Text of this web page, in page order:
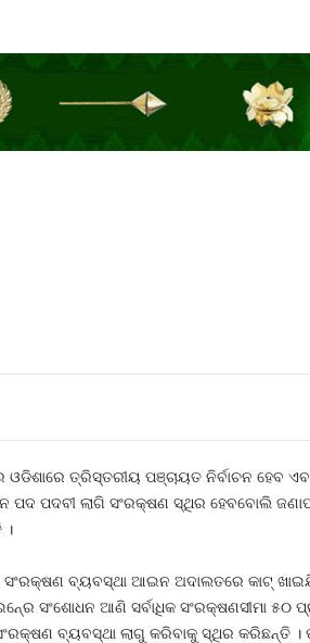
ତ୍ରିସ୍ତରୀୟ ପଞ୍ଚାୟତ ନିର୍ବାଚନ ହେବ ଏବଂ
ପଦବୀ ଲାଗି ସଂରକ୍ଷଣ ସ୍ଥିର ହେବବୋଲି
।
ବ୍ୟବସ୍ଥା ଆଇନ ଅଦାଲତରେ କାଟ୍‍
ସଂଶୋଧନ ଆଣି ସର୍ବାଧିକ ସଂରକ୍ଷଣସୀମା ୫୦
ବ୍ୟବସ୍ଥା ଲାଗୁ କରିବାକୁ ସ୍ଥିର କରିଛନ୍ତି ।